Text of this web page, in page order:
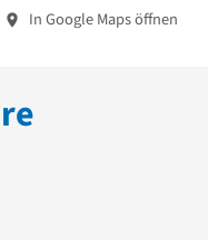
In Google Maps öffnen